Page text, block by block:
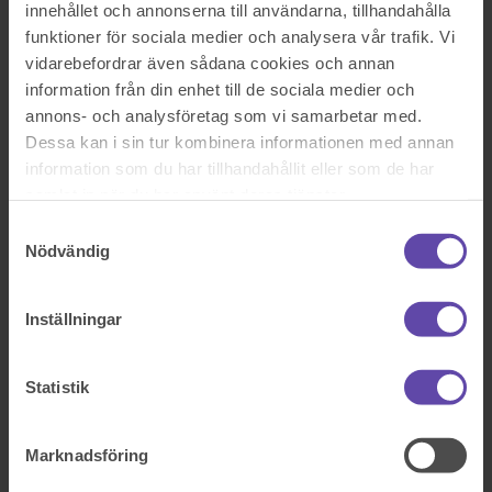
innehållet och annonserna till användarna, tillhandahålla
funktioner för sociala medier och analysera vår trafik. Vi
vidarebefordrar även sådana cookies och annan
information från din enhet till de sociala medier och
annons- och analysföretag som vi samarbetar med.
Dessa kan i sin tur kombinera informationen med annan
information som du har tillhandahållit eller som de har
Nödvändig
Inställningar
Statistik
Marknadsföring
595 kr
Boka tid med jurist
På kontor, telefon eller onlinemöte
Hej, och stort tack för att du vänder dig till oss med din fråga!
Nedan kommer en redogörelse för vad som gäller och hur ni kan gå
Bostadsrätter